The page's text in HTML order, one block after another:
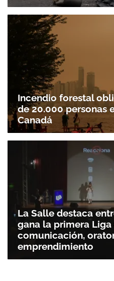
Incendio forestal
de 20.000 personas
Canadá
La Salle destaca
gana la primera Liga
comunicación,
emprendimiento